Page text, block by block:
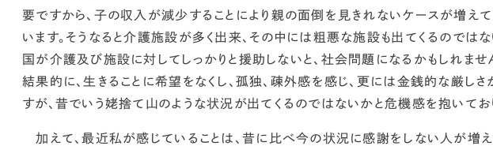
要ですから、 子の収入が減少することにより親の面倒を見きれないケースが増え
います。そうなると介護施設が多く出来、その中には粗悪な施設も出てくるのではな
国が介護及び施設に対してしっかりと援助しないと、社会問題になるかもしれませ
結果的に、生きることに希望をなくし、孤独、疎外感を感じ、更には金銭的な厳しさ
すが、 昔でいう姥捨て山のような状況が出てくるのではないかと危機感を抱いてお
加えて、最近私が感じていることは、 昔に比べ今の状況に感謝をしない人が増え